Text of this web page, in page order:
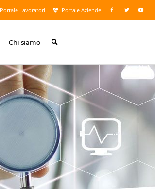
Portale Lavoratori Portale Aziende
Chi siamo